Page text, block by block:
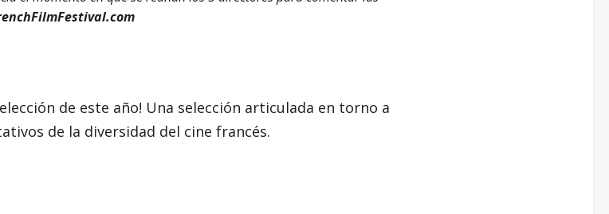
de este año! Una selección articulada en torno a
de la diversidad del cine francés.